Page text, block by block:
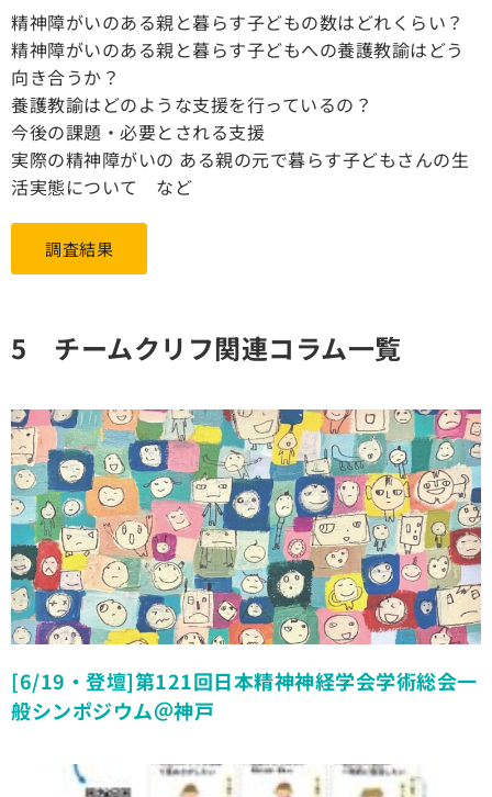
精神障がいのある親と暮らす子どもの数はどれくらい？
精神障がいのある親と暮らす子どもへの養護教諭はどう
向き合うか？
養護教諭はどのような支援を行っているの？
今後の課題・必要とされる支援
実際の精神障がいの ある親の元で暮らす子どもさんの生
活実態について など
調査結果
5 チームクリフ関連コラム一覧
[6/19・登壇]第121回日本精神神経学会学術総会一
般シンポジウム＠神戸